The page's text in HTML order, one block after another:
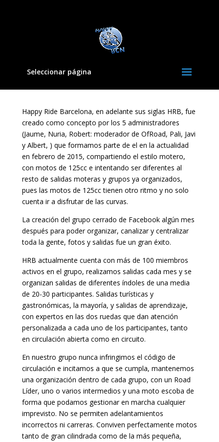
Seleccionar página
Happy Ride Barcelona, en adelante sus siglas HRB, fue
creado como concepto por los 5 administradores
(Jaume, Nuria, Robert: moderador de OfRoad, Pali, Javi
y Albert, ) que formamos parte de el en la actualidad
en febrero de 2015, compartiendo el estilo motero,
con motos de 125cc e intentando ser diferentes al
resto de salidas moteras y grupos ya organizados,
pues las motos de 125cc tienen otro ritmo y no solo
cuenta ir a disfrutar de las curvas.
La creación del grupo cerrado de Facebook algún mes
después para poder organizar, canalizar y centralizar
toda la gente, fotos y salidas fue un gran éxito.
HRB actualmente cuenta con más de 100 miembros
activos en el grupo, realizamos salidas cada mes y se
organizan salidas de diferentes índoles de una media
de 20-30 participantes. Salidas turísticas y
gastronómicas, la mayoría, y salidas de aprendizaje,
con expertos en las dos ruedas que dan atención
personalizada a cada uno de los participantes, tanto
en circulación abierta como en circuito.
En nuestro grupo nunca infringimos el código de
circulación e incitamos a que se cumpla, mantenemos
una organización dentro de cada grupo, con un Road
Líder, uno o varios intermedios y una moto escoba de
forma que podamos gestionar en marcha cualquier
imprevisto. No se permiten adelantamientos
incorrectos ni carreras. Conviven perfectamente motos
tanto de gran cilindrada como de la más pequeña,